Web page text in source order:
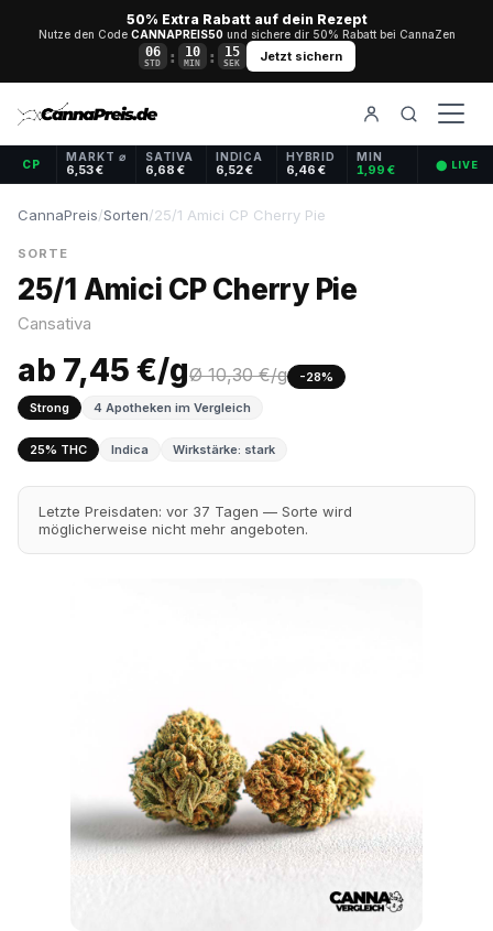
50% Extra Rabatt auf dein Rezept
Nutze den Code CANNAPREIS50und sichere dir 50% Rabatt bei CannaZen
06
STD : 10
MIN : 15
SEK Jetzt sichern
CP
MARKT ⌀
6,53 €
SATIVA
6,68 €
INDICA
6,52 €
HYBRID
6,46 €
MIN
1,99 € ⬤ LIVE
CannaPreis/Sorten/25/1 Amici CP Cherry Pie
SORTE
25/1 Amici CP Cherry Pie
Cansativa
ab 7,45 €/gØ 10,30 €/g
-28%
Strong
4 Apotheken im Vergleich
25% THC Indica Wirkstärke: stark
Letzte Preisdaten: vor 37 Tagen — Sorte wird
möglicherweise nicht mehr angeboten.